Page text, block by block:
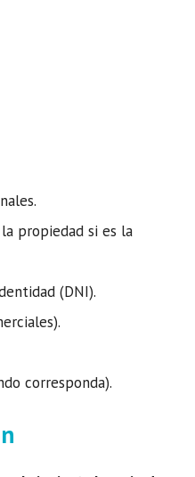
propiedad si es la
(DNI).
corresponda).